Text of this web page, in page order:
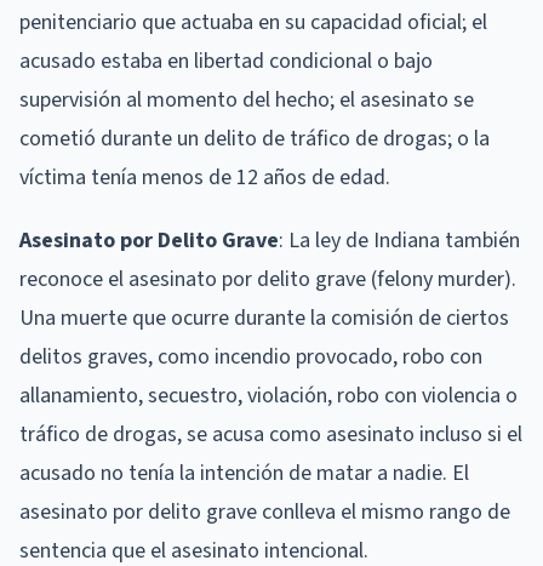
penitenciario que actuaba en su capacidad oficial; el
acusado estaba en libertad condicional o bajo
supervisión al momento del hecho; el asesinato se
cometió durante un delito de tráfico de drogas; o la
víctima tenía menos de 12 años de edad.
Asesinato por Delito Grave: La ley de Indiana también
reconoce el asesinato por delito grave (felony murder).
Una muerte que ocurre durante la comisión de ciertos
delitos graves, como incendio provocado, robo con
allanamiento, secuestro, violación, robo con violencia o
tráfico de drogas, se acusa como asesinato incluso si el
acusado no tenía la intención de matar a nadie. El
asesinato por delito grave conlleva el mismo rango de
sentencia que el asesinato intencional.